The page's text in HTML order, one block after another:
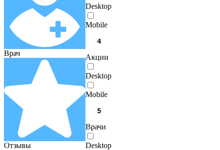
Врач
Отзывы
Desktop
Mobile
Акции
Desktop
Mobile
Врачи
Desktop